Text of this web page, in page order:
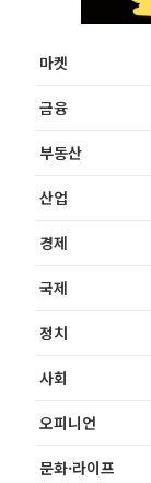
마켓
금융
부동산
산업
경제
국제
정치
사회
오피니언
문화·라이프